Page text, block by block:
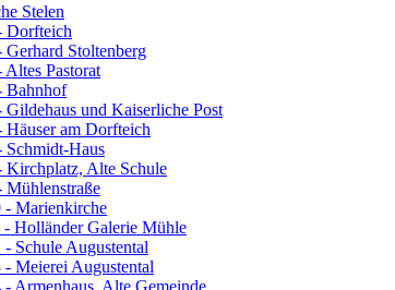
Stelen
Dorfteich
Gerhard Stoltenberg
Altes Pastorat
Bahnhof
Gildehaus und Kaiserliche Post
Häuser am Dorfteich
Schmidt-Haus
Kirchplatz, Alte Schule
Mühlenstraße
- Marienkirche
- Holländer Galerie Mühle
- Schule Augustental
- Meierei Augustental
- Armenhaus, Alte Gemeinde